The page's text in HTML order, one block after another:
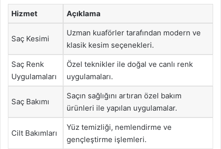
Hizmet Açıklama
Saç Kesimi
Uzman kuaförler tarafından modern ve
klasik kesim seçenekleri.
Saç Renk
Uygulamaları
Özel teknikler ile doğal ve canlı renk
uygulamaları.
Saç Bakımı
Saçın sağlığını artıran özel bakım
ürünleri ile yapılan uygulamalar.
Cilt Bakımları
Yüz temizliği, nemlendirme ve
gençleştirme işlemleri.